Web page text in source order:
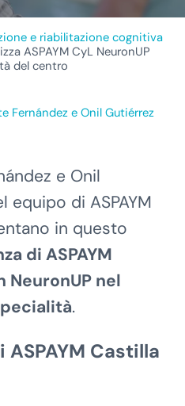
e riabilitazione cognitiva
ASPAYM CyL NeuronUP
del centro
Fernández e Onil Gutiérrez
e Onil
equipo di ASPAYM
in questo
di ASPAYM
NeuronUP nel
.
Castilla